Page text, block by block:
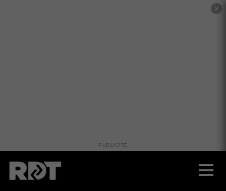
✕
PUBLICITÉ